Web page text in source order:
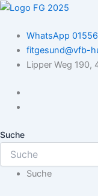
Zum
springenWhatsApp
fitgesund@vfb-
Lipper Weg 190,
Suche
Suche